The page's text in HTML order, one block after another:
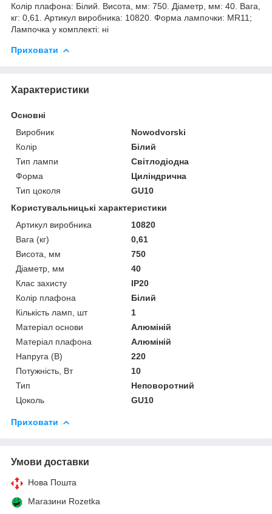
Колір плафона: Білий. Висота, мм: 750. Діаметр, мм: 40. Вага,
кг: 0,61. Артикул виробника: 10820. Форма лампочки: MR11;
Лампочка у комплекті: ні
Приховати
Характеристики
Основні
Виробник
Nowodvorski
Колір
Білий
Тип лампи
Світлодіодна
Форма
Циліндрична
Тип цоколя
GU10
Користувальницькі характеристики
Артикул виробника
10820
Вага (кг)
0,61
Висота, мм
750
Діаметр, мм
40
Клас захисту
IP20
Колір плафона
Білий
Кількість ламп, шт
1
Матеріал основи
Алюміній
Матеріал плафона
Алюміній
Напруга (В)
220
Потужність, Вт
10
Тип
Неповоротний
Цоколь
GU10
Приховати
Умови доставки
Нова Пошта
Магазини Rozetka